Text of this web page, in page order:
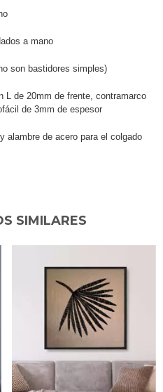
a mano
son bastidores simples)
L de 20mm de frente, contramarco
de 3mm de espesor
alambre de acero para el colgado
SIMILARES